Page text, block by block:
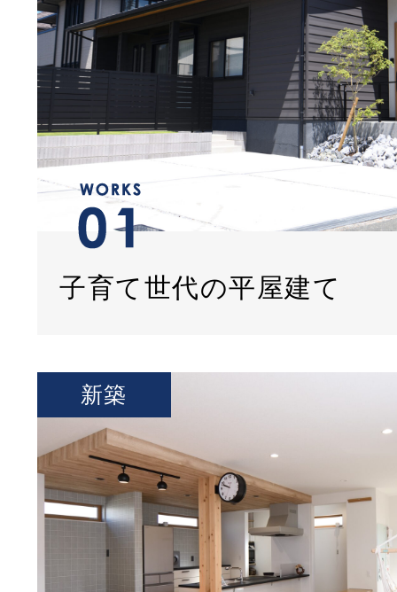
子育て世代の平屋建て
新築